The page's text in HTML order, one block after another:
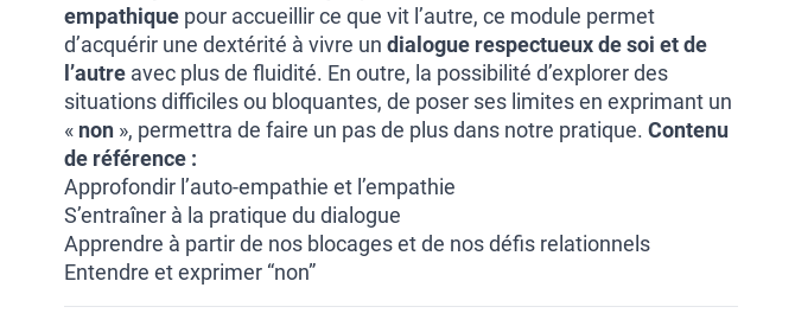
empathique pour accueillir ce que vit l’autre, ce module permet
d’acquérir une dextérité à vivre un dialogue respectueux de soi et de
l’autre avec plus de fluidité. En outre, la possibilité d’explorer des
situations difficiles ou bloquantes, de poser ses limites en exprimant un
« non », permettra de faire un pas de plus dans notre pratique. Contenu
de référence :
Approfondir l’auto-empathie et l’empathie
S’entraîner à la pratique du dialogue
Apprendre à partir de nos blocages et de nos défis relationnels
Entendre et exprimer “non”